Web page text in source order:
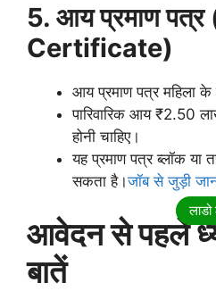
5. आय प्रमाण
Certificate)
आय प्रमाण पत्र महिला के
पारिवारिक आय ₹2.50
होनी चाहिए।
यह प्रमाण पत्र ब्लॉक या
सकता है।जॉब से जुड़ी
आवेदन से पहले
बातें